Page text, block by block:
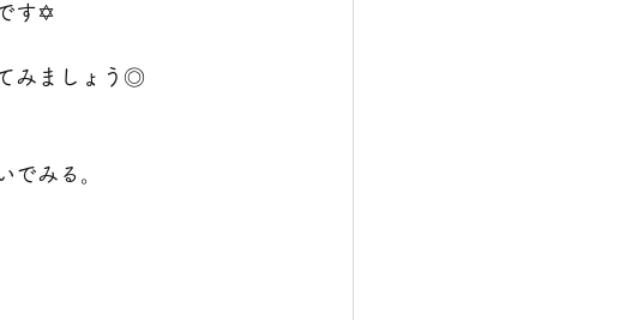
す✡
みましょう◎
でみる。